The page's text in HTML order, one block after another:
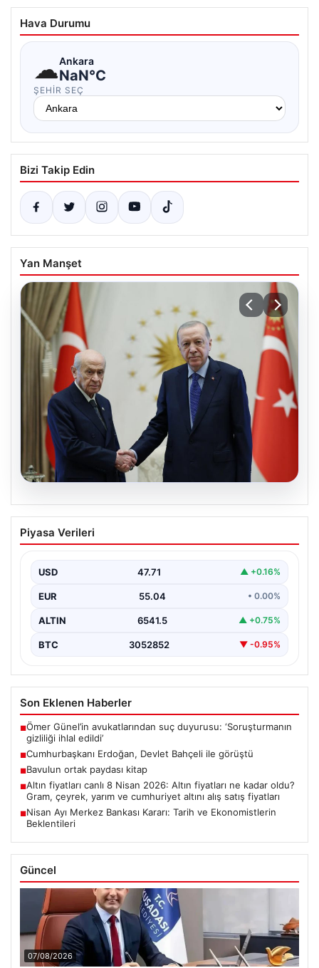
Hava Durumu
☁Ankara
NaN°C
ŞEHIR SEÇ
Bizi Takip Edin
Yan Manşet
Cumhurbaşkanı Erdoğan, Devlet
Bahçeli ile görüştü
Piyasa Verileri
USD 47.71 ▲ +0.16%
EUR 55.04 • 0.00%
ALTIN 6541.5 ▲ +0.75%
BTC 3052852 ▼ -0.95%
Son Eklenen Haberler
■Ömer Günel’in avukatlarından suç duyurusu: ‘Soruşturmanın
gizliliği ihlal edildi’
■Cumhurbaşkanı Erdoğan, Devlet Bahçeli ile görüştü
■Bavulun ortak paydası kitap
■Altın fiyatları canlı 8 Nisan 2026: Altın fiyatları ne kadar oldu?
Gram, çeyrek, yarım ve cumhuriyet altını alış satış fiyatları
■Nisan Ayı Merkez Bankası Kararı: Tarih ve Ekonomistlerin
Beklentileri
Güncel
07/08/2026